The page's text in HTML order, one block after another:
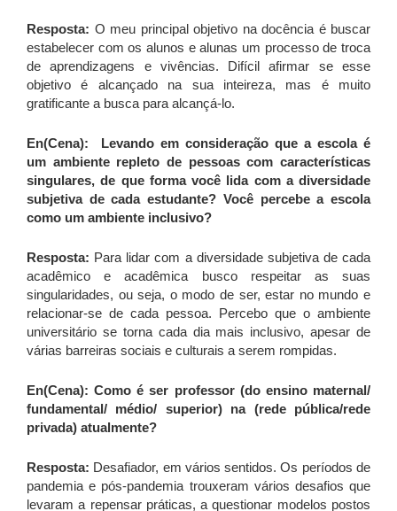
Resposta: O meu principal objetivo na docência é buscar
estabelecer com os alunos e alunas um processo de troca
de aprendizagens e vivências. Difícil afirmar se esse
objetivo é alcançado na sua inteireza, mas é muito
gratificante a busca para alcançá-lo.
En(Cena): Levando em consideração que a escola é
um ambiente repleto de pessoas com características
singulares, de que forma você lida com a diversidade
subjetiva de cada estudante? Você percebe a escola
como um ambiente inclusivo?
Resposta: Para lidar com a diversidade subjetiva de cada
acadêmico e acadêmica busco respeitar as suas
singularidades, ou seja, o modo de ser, estar no mundo e
relacionar-se de cada pessoa. Percebo que o ambiente
universitário se torna cada dia mais inclusivo, apesar de
várias barreiras sociais e culturais a serem rompidas.
En(Cena): Como é ser professor (do ensino maternal/
fundamental/ médio/ superior) na (rede pública/rede
privada) atualmente?
Resposta: Desafiador, em vários sentidos. Os períodos de
pandemia e pós-pandemia trouxeram vários desafios que
levaram a repensar práticas, a questionar modelos postos